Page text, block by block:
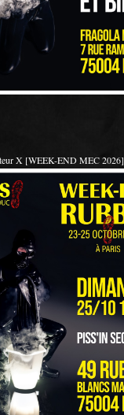
X [WEEK-END MEC 2026]